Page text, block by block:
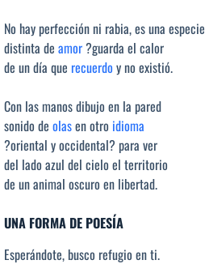
No hay perfección ni rabia, es una especie
distinta de amor?guarda el calor
de un día que recuerdo y no existió.
Con las manos dibujo en la pared
sonido de olasen otro idioma
?oriental y occidental? para ver
del lado azul del cielo el territorio
de un animal oscuro en libertad.
UNA FORMA DE POESÍA
Esperándote, busco refugio en ti.